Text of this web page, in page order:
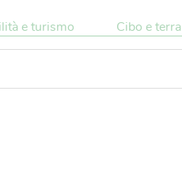
e turismo Cibo e terra